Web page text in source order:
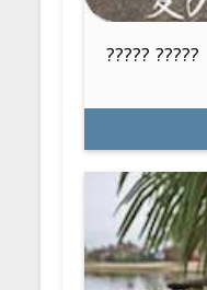
????? ?????